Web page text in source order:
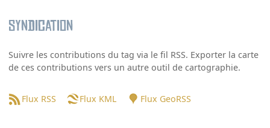
Syndication
Suivre les contributions du tag via le fil RSS. Exporter la carte
de ces contributions vers un autre outil de cartographie.
Flux RSS Flux KML Flux GeoRSS